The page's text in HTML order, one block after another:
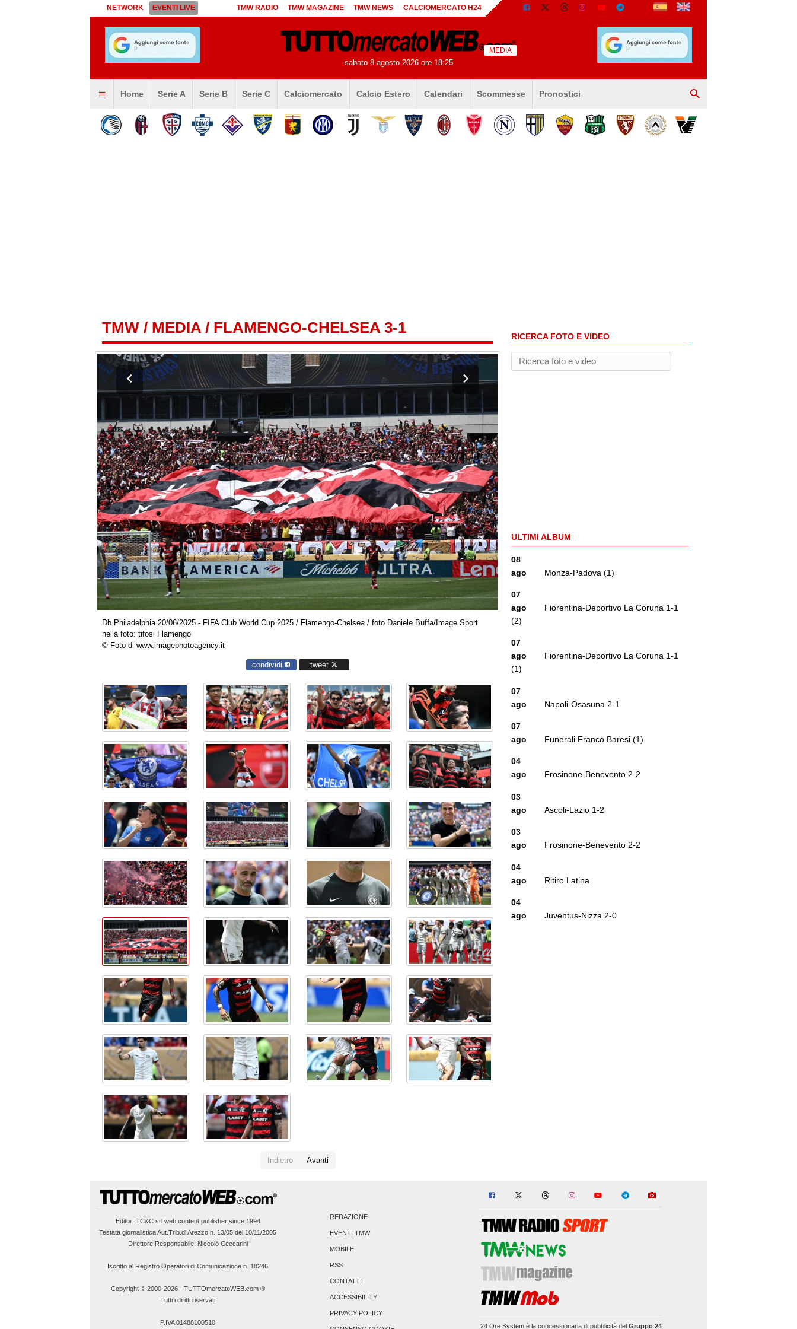
NETWORK EVENTI LIVE TMW RADIO TMW MAGAZINE TMW NEWS CALCIOMERCATO H24
sabato 8 agosto 2026 ore 18:25
MEDIA
Home Serie A Serie B Serie C Calciomercato Calcio Estero Calendari Scommesse Pronostici
TMW / MEDIA / FLAMENGO-CHELSEA 3-1
Db Philadelphia 20/06/2025 - FIFA Club World Cup 2025 / Flamengo-Chelsea / foto Daniele Buffa/Image Sport
nella foto: tifosi Flamengo
© Foto di www.imagephotoagency.it
condividi tweet
Indietro Avanti
RICERCA FOTO E VIDEO
ULTIMI ALBUM
08
ago
Monza-Padova (1)
07
ago
Fiorentina-Deportivo La Coruna 1-1
(2)
07
ago
Fiorentina-Deportivo La Coruna 1-1
(1)
07
ago
Napoli-Osasuna 2-1
07
ago
Funerali Franco Baresi (1)
04
ago
Frosinone-Benevento 2-2
03
ago
Ascoli-Lazio 1-2
03
ago
Frosinone-Benevento 2-2
04
ago
Ritiro Latina
04
ago
Juventus-Nizza 2-0
Editor: TC&C srlweb content publisher since 1994
Testata giornalistica Aut.Trib.di Arezzo n. 13/05 del 10/11/2005
Direttore Responsabile: Niccolò Ceccarini
Iscritto al Registro Operatori di Comunicazione n. 18246
Copyright © 2000-2026- TUTTOmercatoWEB.com ®
Tutti i diritti riservati
P.IVA 01488100510
REDAZIONE
EVENTI TMW
MOBILE
RSS
CONTATTI
ACCESSIBILITY
PRIVACY POLICY
24 Ore Systemè la concessionaria di pubblicità del Gruppo 24